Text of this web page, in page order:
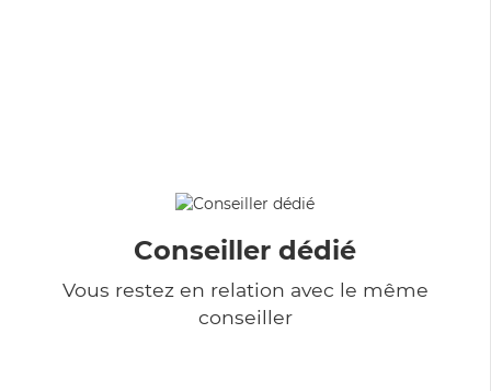
Conseiller dédié
Vous restez en relation avec le même
conseiller